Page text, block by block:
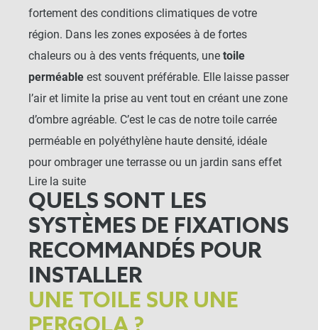
fortement des conditions climatiques de votre
région. Dans les zones exposées à de fortes
chaleurs ou à des vents fréquents, une toile
perméable est souvent préférable. Elle laisse passer
l’air et limite la prise au vent tout en créant une zone
d’ombre agréable. C’est le cas de notre toile carrée
perméable en polyéthylène haute densité, idéale
pour ombrager une terrasse ou un jardin sans effet
de serre.
En revanche, si vous recherchez une protection
contre la pluie en plus du soleil, tournez-vous vers
pour bloquer l’eau tout en apportant de l’ombre.
Pour une alternative plus naturelle et décorative,
vous pouvez également opter pour une
Lire la suite
QUELS SONT LES
SYSTÈMES DE FIXATIONS
RECOMMANDÉS POUR
INSTALLER
UNE TOILE SUR UNE